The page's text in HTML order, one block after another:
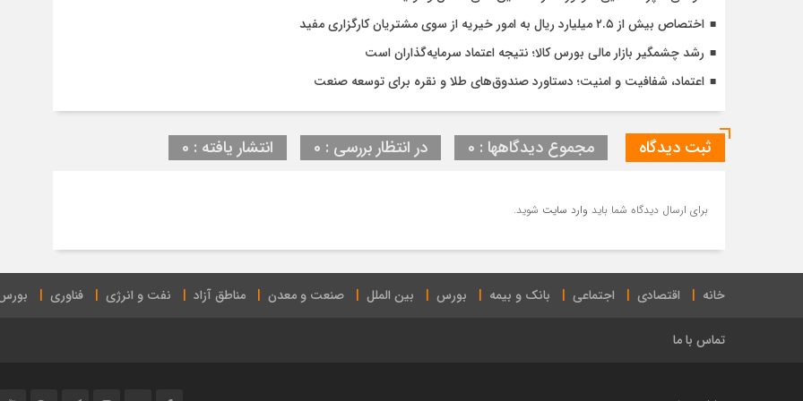
اختصاص بیش از ۲.۵ میلیارد ریال به امور خیریه از سوی مشتریان کارگزاری مفید
رشد چشمگیر بازار مالی بورس کالا؛ نتیجه اعتماد سرمایه‌گذاران است
اعتماد، شفافیت و امنیت؛ دستاورد صندوق‌های طلا و نقره برای توسعه صنعت
ثبت دیدگاه مجموع دیدگاهها : 0 در انتظار بررسی : 0 انتشار یافته : 0
برای ارسال دیدگاه شما باید وارد سایت شوید.
خانه اقتصادی اجتماعی بانک و بیمه بورس بین الملل صنعت و معدن مناطق آزاد نفت و انرژی فناوری
تماس با ما